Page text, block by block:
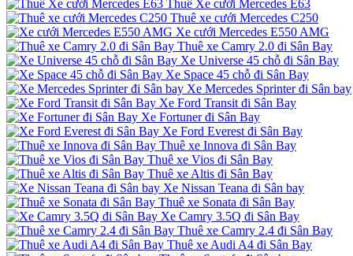
Thuê Xe cưới Mercedes E63
Thuê xe cưới Mercedes C250
Xe cưới Mercedes E550 AMG
Thuê xe Camry 2.0 đi Sân Bay
Xe Universe 45 chỗ đi Sân Bay
Xe Space 45 chỗ đi Sân Bay
Xe Mercedes Sprinter đi Sân bay
Xe Ford Transit đi Sân Bay
Xe Fortuner đi Sân Bay
Xe Ford Everest đi Sân Bay
Thuê xe Innova đi Sân Bay
Thuê xe Vios đi Sân Bay
Thuê xe Altis đi Sân Bay
Xe Nissan Teana đi Sân bay
Thuê xe Sonata đi Sân Bay
Xe Camry 3.5Q đi Sân Bay
Thuê xe Camry 2.4 đi Sân Bay
Thuê xe Audi A4 đi Sân Bay